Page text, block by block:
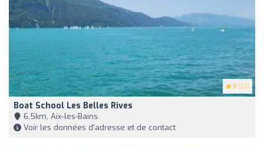
5 (21)
Boat School Les Belles Rives
6,5km, Aix-les-Bains
Voir les données d'adresse et de contact